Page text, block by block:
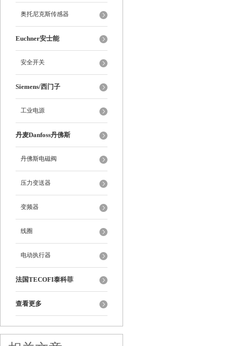
奥托尼克斯传感器
Euchner安士能
安全开关
Siemens/西门子
工业电源
丹麦Danfoss丹佛斯
丹佛斯电磁阀
压力变送器
变频器
线圈
电动执行器
法国TECOFI泰科菲
查看更多